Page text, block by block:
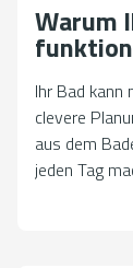
Warum
Ihr Bad kann
clevere
aus dem
jeden Tag